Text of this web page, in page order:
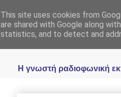
Η γνωστή ραδιοφωνική
This site uses cookies from
are shared with Google along
statistics, and to detect and